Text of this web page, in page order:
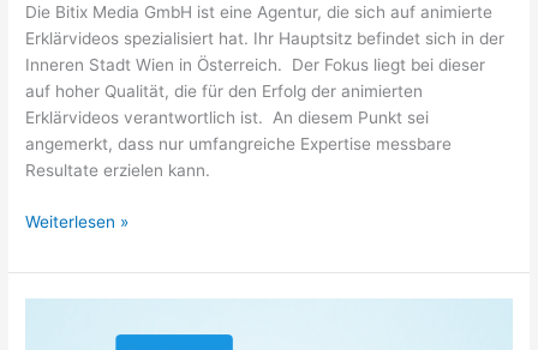
Die Bitix Media GmbH ist eine Agentur, die sich auf animierte
Erklärvideos spezialisiert hat. Ihr Hauptsitz befindet sich in der
Inneren Stadt Wien in Österreich. Der Fokus liegt bei dieser
auf hoher Qualität, die für den Erfolg der animierten
Erklärvideos verantwortlich ist. An diesem Punkt sei
angemerkt, dass nur umfangreiche Expertise messbare
Resultate erzielen kann.
Weiterlesen »